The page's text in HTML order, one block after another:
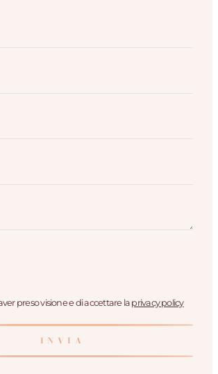
preso visione e di accettare la privacy policy